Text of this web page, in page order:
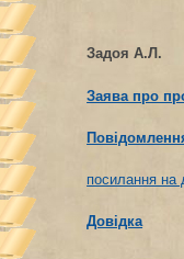
Задоя А.Л.
Заява про
посилання на
Довідка